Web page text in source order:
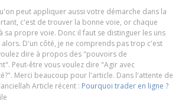
peut appliquer aussi votre démarche dans la
c'est de trouver la bonne voie, or chaque
sa propre voie. Donc il faut se distinguer les uns
alors. D'un côté, je ne comprends pas trop c'est
dire à propos des "pouvoirs de
Peut-être vous voulez dire "Agir avec
Merci beaucoup pour l'article. Dans l'attente de
Article récent : Pourquoi trader en ligne ?